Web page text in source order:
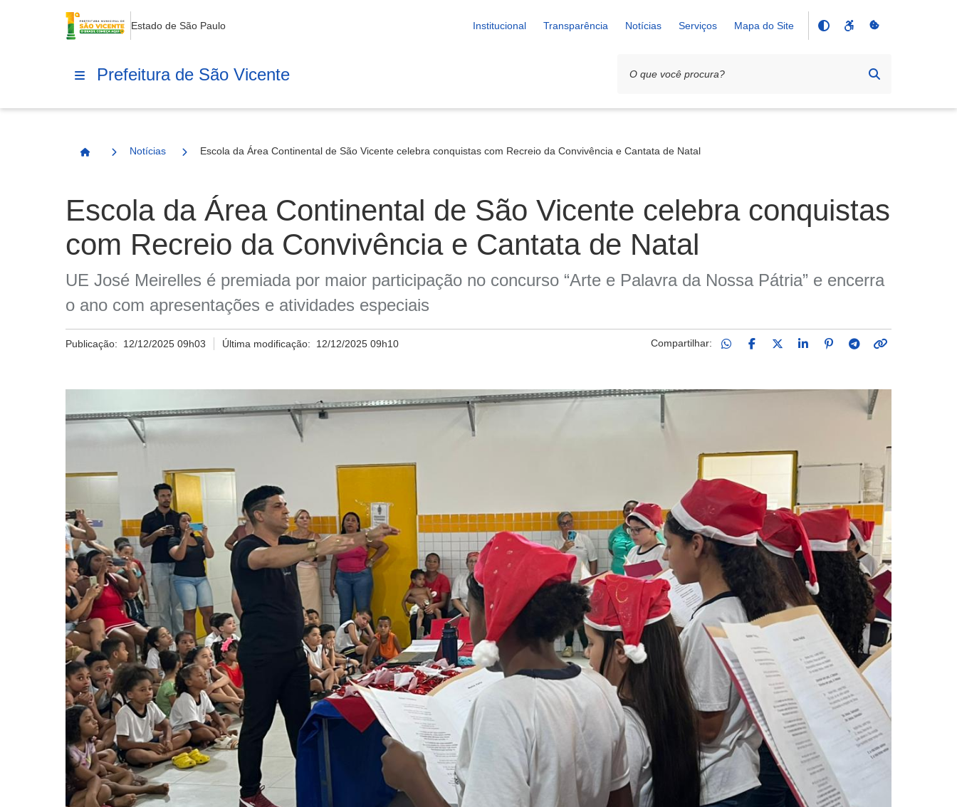
Estado de São Paulo Institucional Transparência Notícias Serviços Mapa do Site
Prefeitura de São Vicente
Página Inicial
Notícias Escola da Área Continental de São Vicente celebra conquistas com Recreio da Convivência e Cantata de Natal
Escola da Área Continental de São Vicente celebra conquistas
com Recreio da Convivência e Cantata de Natal
UE José Meirelles é premiada por maior participação no concurso “Arte e Palavra da Nossa Pátria” e encerra
o ano com apresentações e atividades especiais
Publicação: 12/12/2025 09h03 Última modificação: 12/12/2025 09h10 Compartilhar: